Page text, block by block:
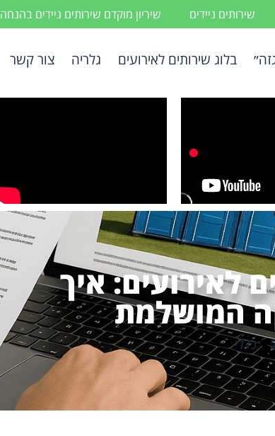
שירותים ניידים שיריון מוקדם שירותים ניידים בהנחה
בלוג שירותים לאירועים גלריה צור קשר
לאירועים: איך
המושלמת
כללי